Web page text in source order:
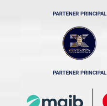
PARTENER PRINCIPAL
PARTENER PRINCIPAL